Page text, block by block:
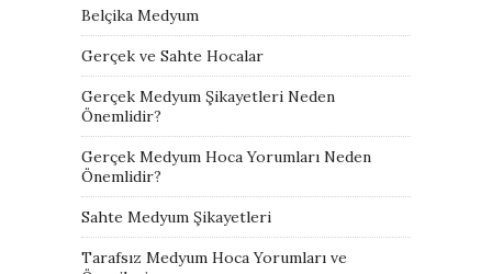
Belçika Medyum
Gerçek ve Sahte Hocalar
Gerçek Medyum Şikayetleri Neden
Önemlidir?
Gerçek Medyum Hoca Yorumları Neden
Önemlidir?
Sahte Medyum Şikayetleri
Tarafsız Medyum Hoca Yorumları ve